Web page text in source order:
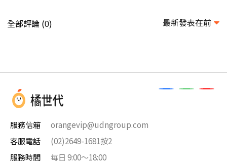
全部評論 (0) 最新發表在前
服務信箱
orangevip@udngroup.com
客服電話
(02)2649-1681按2
服務時間
每日 9:00～18:00